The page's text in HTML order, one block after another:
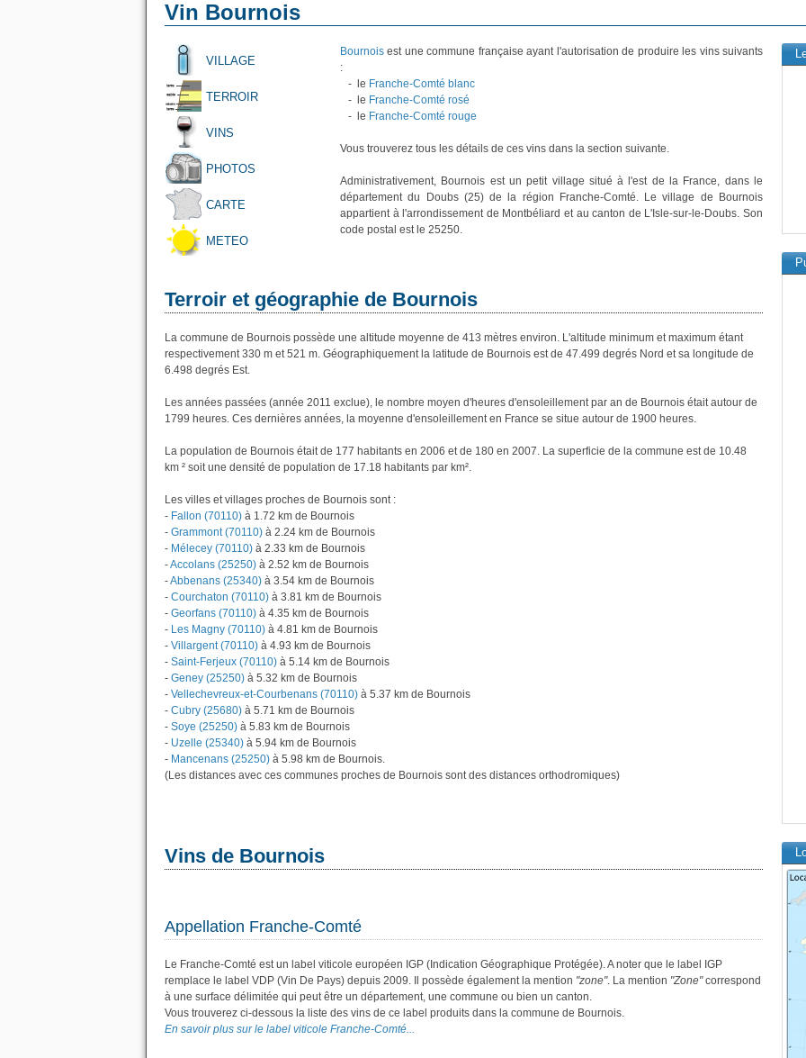
Vin Bournois
VILLAGE
TERROIR
VINS
PHOTOS
CARTE
METEO
Bournois est une commune française ayant l'autorisation de produire les vins suivants
:
- le Franche-Comté blanc
- le Franche-Comté rosé
- le Franche-Comté rouge
Vous trouverez tous les détails de ces vins dans la section suivante.
Administrativement, Bournois est un petit village situé à l'est de la France, dans le
département du Doubs (25) de la région Franche-Comté. Le village de Bournois
appartient à l'arrondissement de Montbéliard et au canton de L'Isle-sur-le-Doubs. Son
code postal est le 25250.
Terroir et géographie de Bournois
La commune de Bournois possède une altitude moyenne de 413 mètres environ. L'altitude minimum et maximum étant
respectivement 330 m et 521 m. Géographiquement la latitude de Bournois est de 47.499 degrés Nord et sa longitude de
6.498 degrés Est.
Les années passées (année 2011 exclue), le nombre moyen d'heures d'ensoleillement par an de Bournois était autour de
1799 heures. Ces dernières années, la moyenne d'ensoleillement en France se situe autour de 1900 heures.
La population de Bournois était de 177 habitants en 2006 et de 180 en 2007. La superficie de la commune est de 10.48
km ² soit une densité de population de 17.18 habitants par km².
Les villes et villages proches de Bournois sont :
- Fallon (70110) à 1.72 km de Bournois
- Grammont (70110) à 2.24 km de Bournois
- Mélecey (70110) à 2.33 km de Bournois
-Accolans (25250) à 2.52 km de Bournois
-Abbenans (25340) à 3.54 km de Bournois
- Courchaton (70110) à 3.81 km de Bournois
- Georfans (70110) à 4.35 km de Bournois
- Les Magny (70110) à 4.81 km de Bournois
- Villargent (70110) à 4.93 km de Bournois
- Saint-Ferjeux (70110) à 5.14 km de Bournois
- Geney (25250) à 5.32 km de Bournois
- Vellechevreux-et-Courbenans (70110) à 5.37 km de Bournois
- Cubry (25680) à 5.71 km de Bournois
- Soye (25250) à 5.83 km de Bournois
- Uzelle (25340) à 5.94 km de Bournois
- Mancenans (25250) à 5.98 km de Bournois.
(Les distances avec ces communes proches de Bournois sont des distances orthodromiques)
Vins de Bournois
Appellation Franche-Comté
Le Franche-Comté est un label viticole européen IGP (Indication Géographique Protégée). A noter que le label IGP
remplace le label VDP (Vin De Pays) depuis 2009. Il possède également la mention "zone". La mention "Zone"correspond
à une surface délimitée qui peut être un département, une commune ou bien un canton.
Vous trouverez ci-dessous la liste des vins de ce label produits dans la commune de Bournois.
En savoir plus sur le label viticole Franche-Comté...